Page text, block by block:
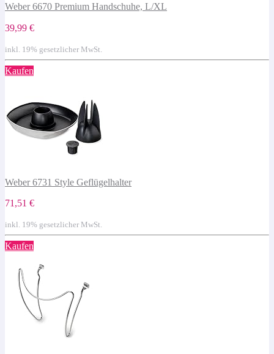
Weber 6670 Premium Handschuhe, L/XL
39,99 €
inkl. 19% gesetzlicher MwSt.
Kaufen
Weber 6731 Style Geflügelhalter
71,51 €
inkl. 19% gesetzlicher MwSt.
Kaufen